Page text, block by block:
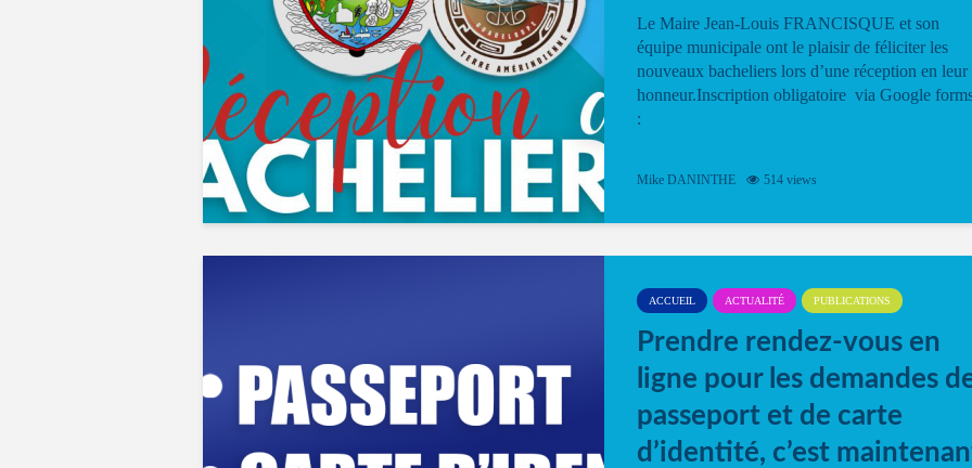
Le Maire Jean-Louis FRANCISQUE et son
équipe municipale ont le plaisir de féliciter les
nouveaux bacheliers lors d’une réception en leur
honneur.Inscription obligatoire via Google
:
Mike DANINTHE 514 views
ACCUEIL ACTUALITÉ PUBLICATIONS
Prendre rendez-vous en
ligne pour les demandes
passeport et de carte
d’identité, c’est